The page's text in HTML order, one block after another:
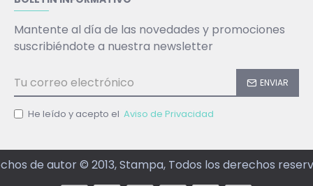
Mantente al día de las novedades y promociones
suscribiéndote a nuestra newsletter
ENVIAR
He leído y acepto el Aviso de Privacidad
de autor © 2013, Stampa, Todos los derechos